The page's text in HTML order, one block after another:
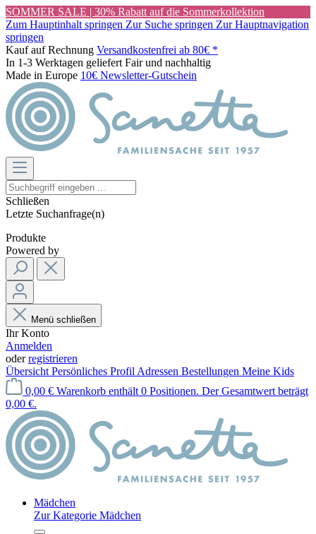
SOMMER SALE | 30% Rabatt auf die Sommerkollektion
Zum Hauptinhalt springen Zur Suche springen Zur Hauptnavigation
springen
Kauf auf Rechnung Versandkostenfrei ab 80€ *
In 1-3 Werktagen geliefert Fair und nachhaltig
Made in Europe 10€ Newsletter-Gutschein
Schließen
Letzte Suchanfrage(n)
Produkte
Powered by
Menü schließen
Ihr Konto
Anmelden
oderregistrieren
Übersicht Persönliches Profil Adressen Bestellungen Meine Kids
0,00 € Warenkorb enthält 0 Positionen. Der Gesamtwert beträgt
0,00 €.
Mädchen
Zur Kategorie Mädchen